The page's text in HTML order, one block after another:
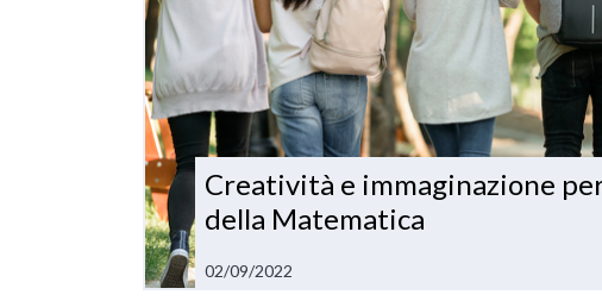
Creatività e immaginazione
della Matematica
02/09/2022